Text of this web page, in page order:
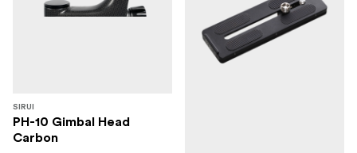
SIRUI
PH-10 Gimbal Head
Carbon